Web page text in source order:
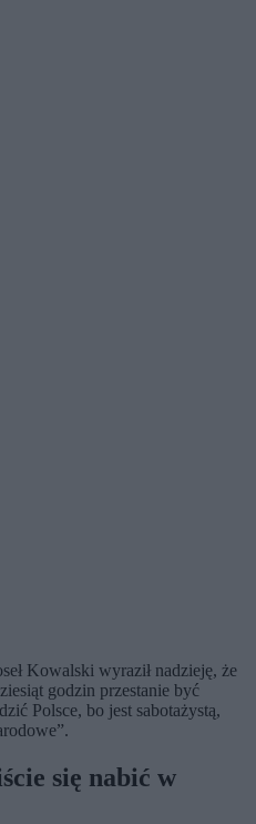
Kowalski wyraził nadzieję, że
godzin przestanie być
Polsce, bo jest sabotażystą,
się nabić w